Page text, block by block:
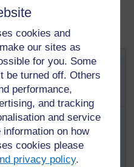
cookies and
our sites as
for you. Some
be turned off. Others
performance,
and tracking
and service
on how
cookies please
privacy policy.
lors de leur
nommer et
états de la
« statues musicales ».
en groupes de 10-12
premier groupe danse